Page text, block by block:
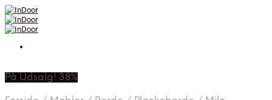
På Udsalg! 38%